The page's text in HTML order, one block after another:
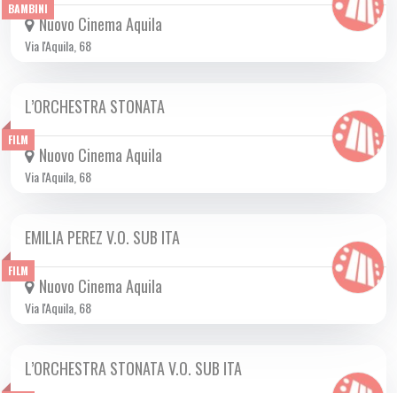
BAMBINI
Nuovo Cinema Aquila
Via l'Aquila, 68
FILM
DA GIO 23/01 A MER 29/01 2025
L’ORCHESTRA STONATA
Nuovo Cinema Aquila
Via l'Aquila, 68
FILM
DA GIO 09/01 A MER 26/02 2025
EMILIA PEREZ V.O. SUB ITA
Nuovo Cinema Aquila
Via l'Aquila, 68
DA GIO 16/01 A MER 05/02 2025
L’ORCHESTRA STONATA V.O. SUB ITA